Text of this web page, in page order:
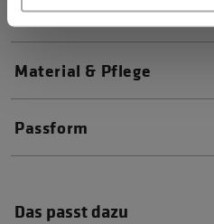
Zur Konformitätserklärung und
Material & Pflege
Passform
Das passt dazu